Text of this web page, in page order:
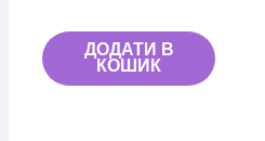
ДОДАТИ В
КОШИК